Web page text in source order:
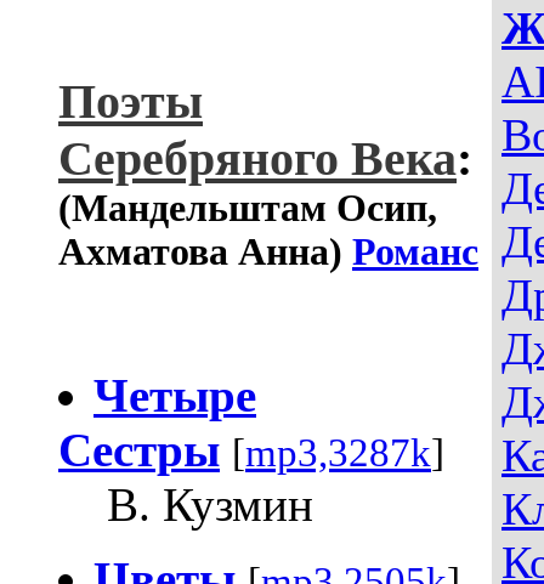
Поэты
Серебряного Века:
(Мандельштам Осип,
Ахматова Анна) Романс
Четыре
Сестры [mp3,3287k]
В. Кузмин